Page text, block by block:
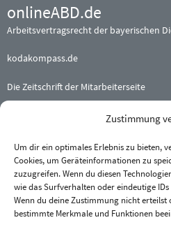
Zustimmung
Um dir ein optimales Erlebnis zu bieten,
Cookies, um Geräteinformationen zu
zuzugreifen. Wenn du diesen
wie das Surfverhalten oder eindeutige
Wenn du deine Zustimmung nicht erteilst
bestimmte Merkmale und Funktionen
onlineABD.de
Arbeitsvertragsrecht der bayerischen
kodakompass.de
Die Zeitschrift der Mitarbeiterseite
Beteiligte (Erz-)
Augsburg·Bamberg·Eichstätt
München und Freising·Passau
Regensburg
· Würzburg